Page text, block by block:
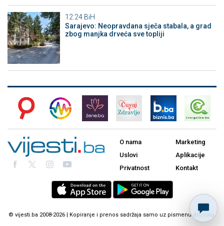
12:24 BiH
Sarajevo: Neopravdana sječa stabala, a grad
zbog manjka drveća sve topliji
O nama
Uslovi
Privatnost
Marketing
Aplikacije
Kontakt
© vijesti.ba 2008-2026 | Kopiranje i prenos sadržaja samo uz pismenu dozvolu.